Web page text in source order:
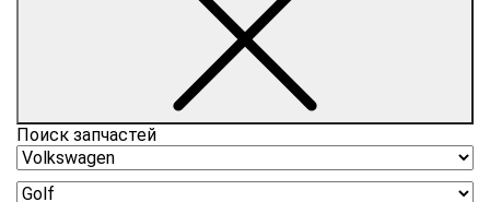
Поиск запчастей